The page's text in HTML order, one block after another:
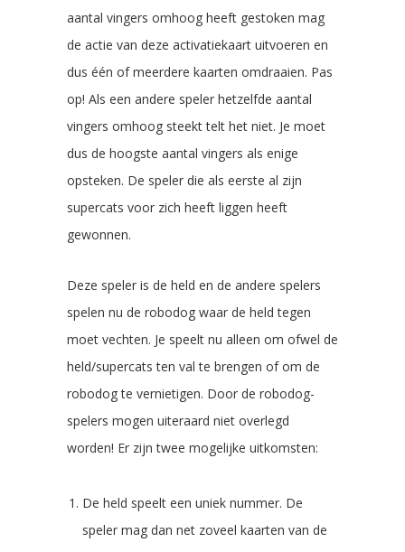
aantal vingers omhoog heeft gestoken mag
de actie van deze activatiekaart uitvoeren en
dus één of meerdere kaarten omdraaien. Pas
op! Als een andere speler hetzelfde aantal
vingers omhoog steekt telt het niet. Je moet
dus de hoogste aantal vingers als enige
opsteken. De speler die als eerste al zijn
supercats voor zich heeft liggen heeft
gewonnen.
Deze speler is de held en de andere spelers
spelen nu de robodog waar de held tegen
moet vechten. Je speelt nu alleen om ofwel de
held/supercats ten val te brengen of om de
robodog te vernietigen. Door de robodog-
spelers mogen uiteraard niet overlegd
worden! Er zijn twee mogelijke uitkomsten:
De held speelt een uniek nummer. De
speler mag dan net zoveel kaarten van de